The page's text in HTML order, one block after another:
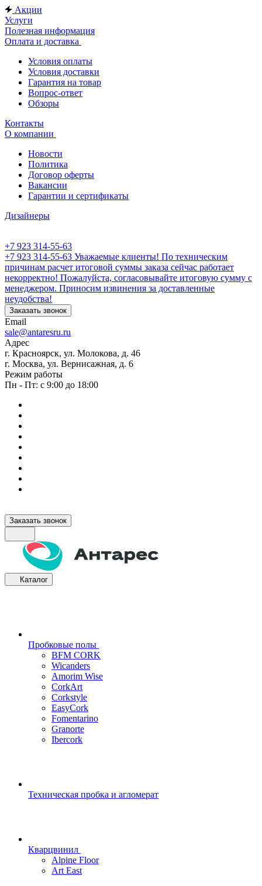
Акции
Услуги
Полезная информация
Оплата и доставка
Условия оплаты
Условия доставки
Гарантия на товар
Вопрос-ответ
Обзоры
Контакты
О компании
Новости
Политика
Договор оферты
Вакансии
Гарантии и сертификаты
Дизайнеры
+7 923 314-55-63
+7 923 314-55-63 Уважаемые клиенты! По техническим
причинам расчет итоговой суммы заказа сейчас работает
некорректно! Пожалуйста, согласовывайте итоговую сумму с
менеджером. Приносим извинения за доставленные
неудобства!
Заказать звонок
Email
sale@antaresru.ru
Адрес
г. Красноярск, ул. Молокова, д. 46
г. Москва, ул. Вернисажная, д. 6
Режим работы
Пн - Пт: с 9:00 до 18:00
Заказать звонок
Каталог
Пробковые полы
BFM CORK
Wicanders
Amorim Wise
CorkArt
Corkstyle
EasyCork
Fomentarino
Granorte
Ibercork
Техническая пробка и агломерат
Кварцвинил
Alpine Floor
Art East